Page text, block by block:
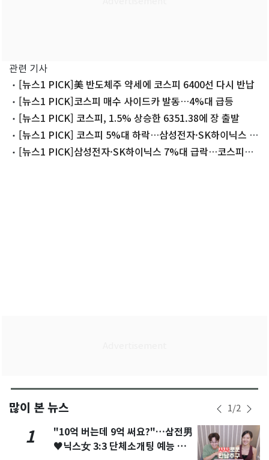
관련 기사
[뉴스1 PICK]美 반도체주 약세에 코스피 6400선 다시 반납
[뉴스1 PICK]코스피 매수 사이드카 발동…4%대 급등
[뉴스1 PICK] 코스피, 1.5% 상승한 6351.38에 장 출발
[뉴스1 PICK] 코스피 5%대 하락…삼성전자·SK하이닉스 동
반 급락
[뉴스1 PICK]삼성전자·SK하이닉스 7%대 급락…코스피
많이 본 뉴스 1/2
1
"10억 버는데 9억 써요?"…삼전男
♥닉스女 3:3 단체소개팅 예능 화